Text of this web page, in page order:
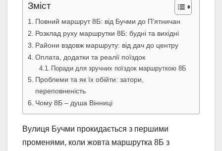
Зміст
Повний маршрут 8Б: від Бучми до П’ятничан
Розклад руху маршрутки 8Б: будні та вихідні
Райони вздовж маршруту: від дач до центру
Оплата, додатки та реалії поїздок
Поради для зручних поїздок маршруткою 8Б
Проблеми та як їх обійти: затори,
переповненість
Чому 8Б – душа Вінниці
Вулиця Бучми прокидається з першими
променями, коли жовта маршрутка 8Б з